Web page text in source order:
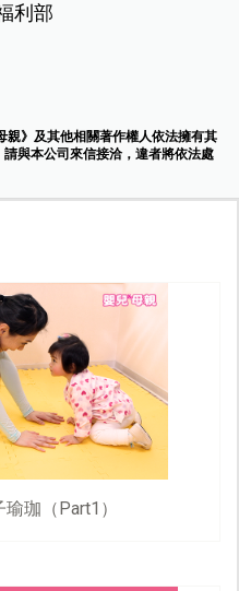
利部
》及其他相關著作權人依法擁有其
與本公司來信接洽，違者將依法處
珈（Part1）